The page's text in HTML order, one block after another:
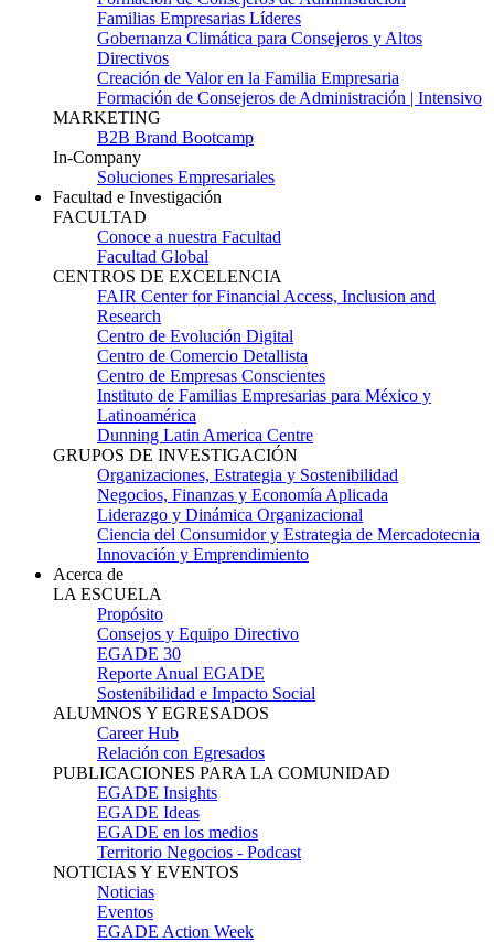
Familias Empresarias Líderes
Gobernanza Climática para Consejeros y Altos
Directivos
Creación de Valor en la Familia Empresaria
Formación de Consejeros de Administración | Intensivo
MARKETING
B2B Brand Bootcamp
In-Company
Soluciones Empresariales
Facultad e Investigación
FACULTAD
Conoce a nuestra Facultad
Facultad Global
CENTROS DE EXCELENCIA
FAIR Center for Financial Access, Inclusion and
Research
Centro de Evolución Digital
Centro de Comercio Detallista
Centro de Empresas Conscientes
Instituto de Familias Empresarias para México y
Latinoamérica
Dunning Latin America Centre
GRUPOS DE INVESTIGACIÓN
Organizaciones, Estrategia y Sostenibilidad
Negocios, Finanzas y Economía Aplicada
Liderazgo y Dinámica Organizacional
Ciencia del Consumidor y Estrategia de Mercadotecnia
Innovación y Emprendimiento
Acerca de
LA ESCUELA
Propósito
Consejos y Equipo Directivo
EGADE 30
Reporte Anual EGADE
Sostenibilidad e Impacto Social
ALUMNOS Y EGRESADOS
Career Hub
Relación con Egresados
PUBLICACIONES PARA LA COMUNIDAD
EGADE Insights
EGADE Ideas
EGADE en los medios
Territorio Negocios - Podcast
NOTICIAS Y EVENTOS
Noticias
Eventos
EGADE Action Week